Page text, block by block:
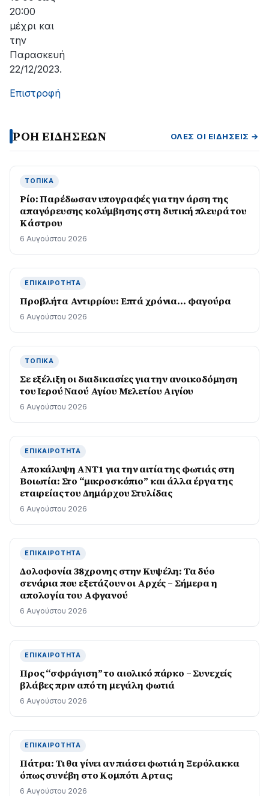
20:00
μέχρι και
την
Παρασκευή
22/12/2023.
Επιστροφή
ΡΟΗ ΕΙΔΗΣΕΩΝ ΌΛΕΣ ΟΙ ΕΙΔΉΣΕΙΣ →
ΤΟΠΙΚΆ
Ρίο: Παρέδωσαν υπογραφές για την άρση της
απαγόρευσης κολύμβησης στη δυτική πλευρά του
Κάστρου
6 Αυγούστου 2026
ΕΠΙΚΑΙΡΌΤΗΤΑ
Προβλήτα Αντιρρίου: Επτά χρόνια… φαγούρα
6 Αυγούστου 2026
ΤΟΠΙΚΆ
Σε εξέλιξη οι διαδικασίες για την ανοικοδόμηση
του Ιερού Ναού Αγίου Μελετίου Αιγίου
6 Αυγούστου 2026
ΕΠΙΚΑΙΡΌΤΗΤΑ
Αποκάλυψη ΑΝΤ1 για την αιτία της φωτιάς στη
Βοιωτία: Στο “μικροσκόπιο” και άλλα έργα της
εταιρείας του Δημάρχου Στυλίδας
6 Αυγούστου 2026
ΕΠΙΚΑΙΡΌΤΗΤΑ
Δολοφονία 38χρονης στην Κυψέλη: Τα δύο
σενάρια που εξετάζουν οι Αρχές – Σήμερα η
απολογία του Αφγανού
6 Αυγούστου 2026
ΕΠΙΚΑΙΡΌΤΗΤΑ
Προς “σφράγιση” το αιολικό πάρκο – Συνεχείς
βλάβες πριν από τη μεγάλη φωτιά
6 Αυγούστου 2026
ΕΠΙΚΑΙΡΌΤΗΤΑ
Πάτρα: Τι θα γίνει αν πιάσει φωτιά η Ξερόλακκα
όπως συνέβη στο Κομπότι Αρτας;
6 Αυγούστου 2026